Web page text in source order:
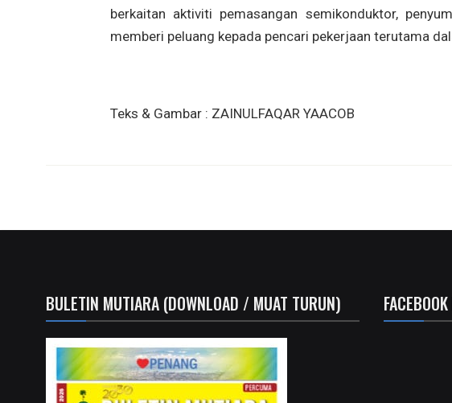
berkaitan aktiviti pemasangan semikonduktor,
memberi peluang kepada pencari pekerjaan terutama
Teks & Gambar : ZAINULFAQAR YAACOB
BULETIN MUTIARA (DOWNLOAD / MUAT TURUN)